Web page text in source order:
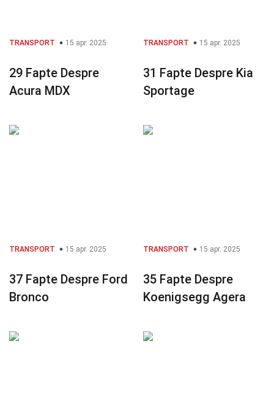
TRANSPORT 15 apr. 2025
29 Fapte Despre
Acura MDX
TRANSPORT 15 apr. 2025
31 Fapte Despre Kia
Sportage
TRANSPORT 15 apr. 2025
37 Fapte Despre Ford
Bronco
TRANSPORT 15 apr. 2025
35 Fapte Despre
Koenigsegg Agera